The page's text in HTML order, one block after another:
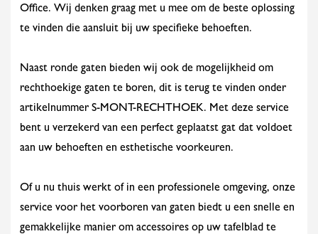
Office. Wij denken graag met u mee om de beste oplossing
te vinden die aansluit bij uw specifieke behoeften.
Naast ronde gaten bieden wij ook de mogelijkheid om
rechthoekige gaten te boren, dit is terug te vinden onder
artikelnummer S-MONT-RECHTHOEK. Met deze service
bent u verzekerd van een perfect geplaatst gat dat voldoet
aan uw behoeften en esthetische voorkeuren.
Of u nu thuis werkt of in een professionele omgeving, onze
service voor het voorboren van gaten biedt u een snelle en
gemakkelijke manier om accessoires op uw tafelblad te